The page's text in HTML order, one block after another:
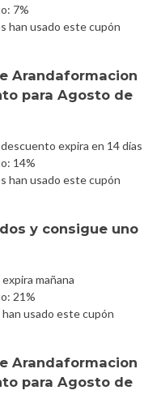
7%
han usado este cupón
Arandaformacion
para Agosto de
expira en 14 días
14%
han usado este cupón
y consigue uno
mañana
21%
usado este cupón
Arandaformacion
para Agosto de